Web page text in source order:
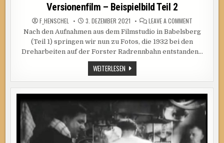
Versionenfilm – Beispielbild Teil 2
F_HENSCHEL 3. DEZEMBER 2021 LEAVE A COMMENTON
–
TEIL
2
Nach den Aufnahmen aus dem Filmstudio in Babelsberg
(Teil 1) springen wir nun zu Fotos, die 1932 bei den
Dreharbeiten auf der Forster Radrennbahn entstanden…
WEITERLESENVERSIONENFILM
–
BEISPIELBILD
TEIL
2